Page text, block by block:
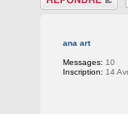
ana art
Messages: 10
Inscription: 14